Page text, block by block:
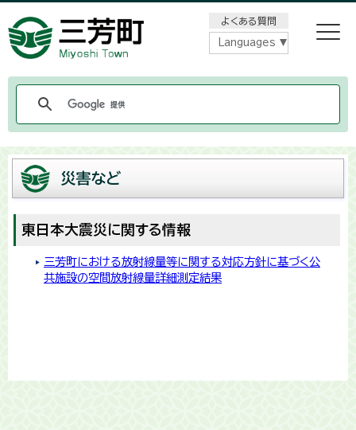
よくある質問
Languages
災害など
東日本大震災に関する情報
三芳町における放射線量等に関する対応方針に基づく公
共施設の空間放射線量詳細測定結果